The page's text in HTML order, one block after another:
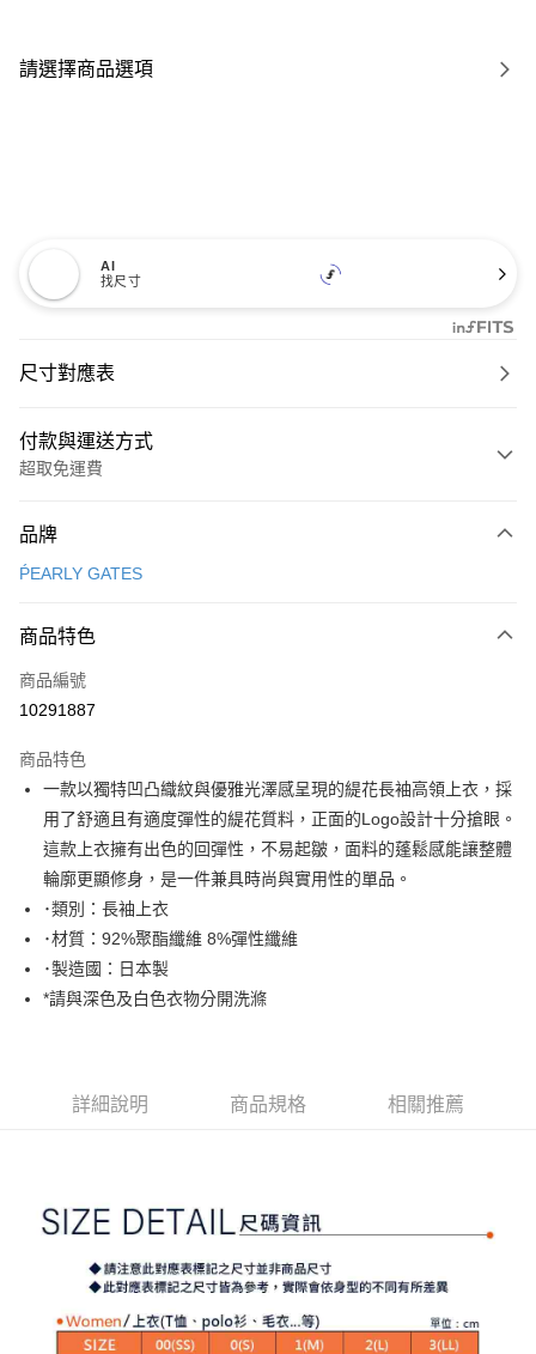
請選擇商品選項
AI
找尺寸
尺寸對應表
付款與運送方式
超取免運費
信用卡一次付款
LINE Pay
Apple Pay
悠遊付
大哥付你分期
相關說明
【大哥付你分期使用說明】
1.本服務由台灣大哥大提供，台灣大哥大用戶可立即使用無須另外申請。
2.付款方式選擇「大哥付你分期」，訂單成立後會自動跳轉到大哥付的交易
流程，驗證手機門號後，選擇欲分期的期數、繳款截止日，確認付款後即完
成交易。
3.實際核准額度、可分期數及費用金額請依後續交易確認頁面所載為準。
4.訂單成立30分鐘內，如未前往確認交易或遇審核未通過，訂單將自動取
醒簡訊。
1.本服務係由「台灣大哥大股份有限公司」（以下簡稱本公司）所提供，讓
用戶於交易時，得透過本服務購買商品或服務，並由商店將買賣／分期付款
買賣價金債權讓與本公司後，依約使用本公司帳單繳交帳款。
2.基於同意付款使用「大哥付你分期」之契約關係目的，商店將以您的個人
由本公司與您本人進行分期帳單所需資料之確認、核對及更正。
3.完整用戶服務條款，請詳閱以下連結：
https://oppay.tw/userRule
AFTEE先享後付
相關說明
【關於「AFTEE先享後付」】
AFTEE先享後付是「在收到商品之後才付款」的支付方式。 讓您購物簡單
便利好安心！
１．簡單：不需註冊會員、不需綁卡、不需儲值。
【「AFTEE先享後付」結帳流程】
１．於結帳方式選擇「AFTEE先享後付」後，將跳轉至「AFTEE先享後付」
※ 請注意：結帳手續完成當下不需立刻繳費，但若您需要取消訂單，請聯絡
後付繳納相關費用。
※ 交易是否成功請以「AFTEE先享後付 」之結帳頁面顯示為準，若有關於
是否繳費成功／繳費後需取消欲退款等相關疑問，請聯繫「AFTEE先享後付
客戶支援中心」https://netprotections.freshdesk.com/support/home
ATM付款
萊爾富取貨付款
付款後萊爾富取貨
免運費
品牌
ṔEARLY GATES
商品特色
商品編號
10291887
商品特色
一款以獨特凹凸織紋與優雅光澤感呈現的緹花長袖高領上衣，採
用了舒適且有適度彈性的緹花質料，正面的Logo設計十分搶眼。
這款上衣擁有出色的回彈性，不易起皺，面料的蓬鬆感能讓整體
輪廓更顯修身，是一件兼具時尚與實用性的單品。
･類別：長袖上衣
･材質：92%聚酯纖維 8%彈性纖維
･製造國：日本製
*請與深色及白色衣物分開洗滌
詳細說明 商品規格 相關推薦